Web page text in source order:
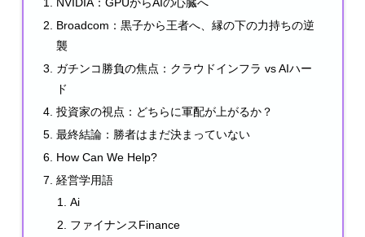
NVIDIA：GPUからAIの心臓へ
Broadcom：黒子から王者へ、縁の下の力持ちの逆
襲
ガチンコ勝負の焦点：クラウドインフラ vs AIハー
ド
投資家の視点：どちらに軍配が上がるか？
最終結論：勝者はまだ決まっていない
How Can We Help?
経営学用語
Ai
ファイナンスFinance